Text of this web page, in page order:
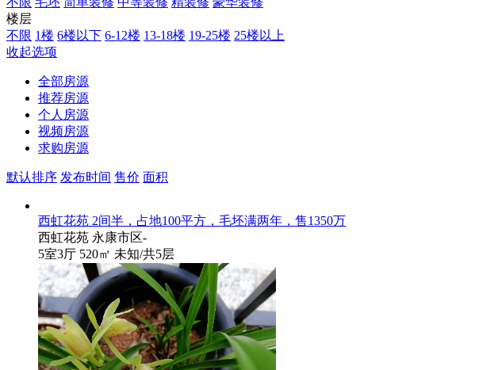
楼层
不限 1楼 6楼以下 6-12楼 13-18楼 19-25楼 25楼以上
收起选项
全部房源
推荐房源
个人房源
视频房源
求购房源
默认排序 发布时间 售价 面积
西虹花苑 2间半，占地100平方，毛坯满两年，售1350万
西虹花苑 永康市区-
5室3厅 520㎡ 未知/共5层